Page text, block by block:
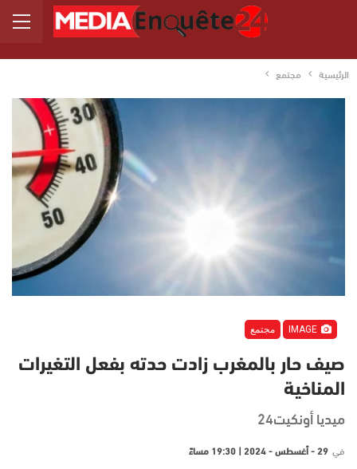
الرئيسية مجتمع
مجتمع
صيف حار بالمغرب زادت حدته بفعل التغيرات
المناخية
ميديا أونكيت24
في 29 - أغسطس - 2024 | 19:30 مساءً